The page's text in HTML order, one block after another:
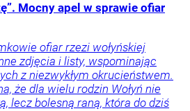
Mocny apel w sprawie ofiar
ofiar rzezi wołyńskiej
zdjęcia i listy, wspominając
z niezwykłym okrucieństwem.
że dla wielu rodzin Wołyń nie
lecz bolesną raną, która do dziś